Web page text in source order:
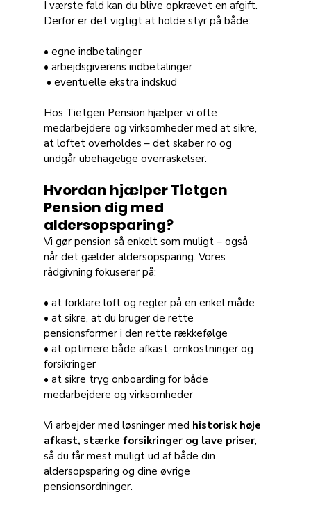
I værste fald kan du blive opkrævet en afgift.
Derfor er det vigtigt at holde styr på både:
• egne indbetalinger
• arbejdsgiverens indbetalinger
• eventuelle ekstra indskud
Hos Tietgen Pension hjælper vi ofte
medarbejdere og virksomheder med at sikre,
at loftet overholdes – det skaber ro og
undgår ubehagelige overraskelser.
Hvordan hjælper Tietgen
Pension dig med
aldersopsparing?
Vi gør pension så enkelt som muligt – også
når det gælder aldersopsparing. Vores
rådgivning fokuserer på:
• at forklare loft og regler på en enkel måde
• at sikre, at du bruger de rette
pensionsformer i den rette rækkefølge
• at optimere både afkast, omkostninger og
forsikringer
• at sikre tryg onboarding for både
medarbejdere og virksomheder
Vi arbejder med løsninger med historisk høje
afkast, stærke forsikringer og lave priser,
så du får mest muligt ud af både din
aldersopsparing og dine øvrige
pensionsordninger.